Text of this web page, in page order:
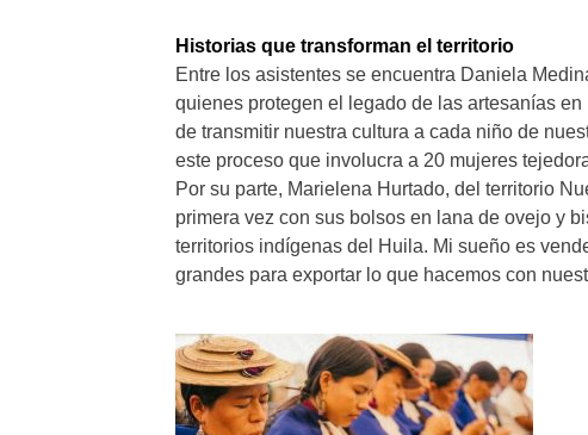
Historias que transforman el territorio
Entre los asistentes se encuentra Daniela
quienes protegen el legado de las artesanías
de transmitir nuestra cultura a cada niño de
este proceso que involucra a 20 mujeres
Por su parte, Marielena Hurtado, del territorio
primera vez con sus bolsos en lana de ovejo y
territorios indígenas del Huila. Mi sueño es
grandes para exportar lo que hacemos con